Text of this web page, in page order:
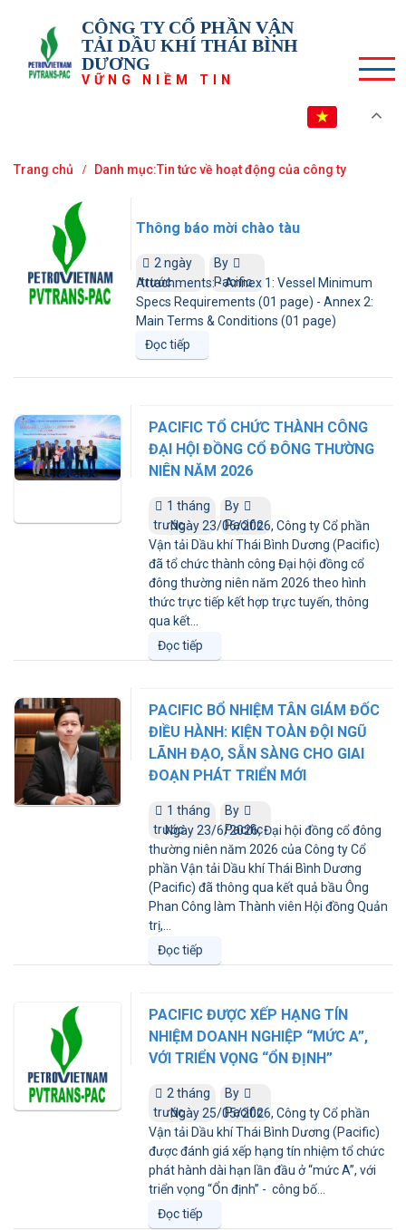
CÔNG TY CỔ PHẦN VẬN
TẢI DẦU KHÍ THÁI BÌNH
DƯƠNG
VỮNG NIỀM TIN
Trang chủ Danh mục:Tin tức về hoạt động của công ty
2 ngày
trước
By
Pacific
Thông báo mời chào tàu
Attachments: - Annex 1: Vessel Minimum
Specs Requirements (01 page) - Annex 2:
Main Terms & Conditions (01 page)
Đọc tiếp
1 tháng
trước
By
Pacific
PACIFIC TỔ CHỨC THÀNH CÔNG
ĐẠI HỘI ĐỒNG CỔ ĐÔNG THƯỜNG
NIÊN NĂM 2026
Ngày 23/06/2026, Công ty Cổ phần
Vận tải Dầu khí Thái Bình Dương (Pacific)
đã tổ chức thành công Đại hội đồng cổ
đông thường niên năm 2026 theo hình
thức trực tiếp kết hợp trực tuyến, thông
qua kết...
Đọc tiếp
1 tháng
trước
By
Pacific
PACIFIC BỔ NHIỆM TÂN GIÁM ĐỐC
ĐIỀU HÀNH: KIỆN TOÀN ĐỘI NGŨ
LÃNH ĐẠO, SẴN SÀNG CHO GIAI
ĐOẠN PHÁT TRIỂN MỚI
Ngày 23/6/2026, Đại hội đồng cổ đông
thường niên năm 2026 của Công ty Cổ
phần Vận tải Dầu khí Thái Bình Dương
(Pacific) đã thông qua kết quả bầu Ông
Phan Công làm Thành viên Hội đồng Quản
trị,...
Đọc tiếp
2 tháng
trước
By
Pacific
PACIFIC ĐƯỢC XẾP HẠNG TÍN
NHIỆM DOANH NGHIỆP “MỨC A”,
VỚI TRIỂN VỌNG “ỔN ĐỊNH”
Ngày 25/05/2026, Công ty Cổ phần
Vận tải Dầu khí Thái Bình Dương (Pacific)
được đánh giá xếp hạng tín nhiệm tổ chức
phát hành dài hạn lần đầu ở “mức A”, với
triển vọng “Ổn định” - công bố...
Đọc tiếp